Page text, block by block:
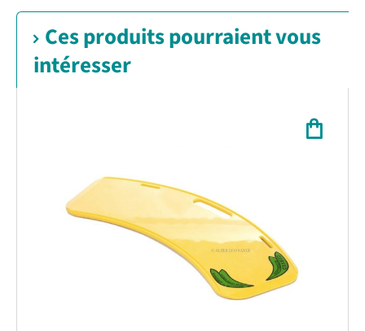
Ces produits pourraient vous
intéresser